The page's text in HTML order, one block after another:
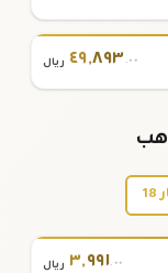
٤٩,٨٩٣.٠٠ ريال
٣,٩٩١.٠٠ ريال